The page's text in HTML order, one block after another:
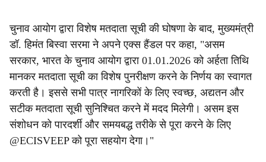
चुनाव आयोग द्वारा विशेष मतदाता सूची की घोषणा के बाद, मुख्यमंत्री
डॉ. हिमंत बिस्वा सरमा ने अपने एक्स हैंडल पर कहा, "असम
सरकार, भारत के चुनाव आयोग द्वारा 01.01.2026 को अर्हता तिथि
मानकर मतदाता सूची का विशेष पुनरीक्षण करने के निर्णय का स्वागत
करती है। इससे सभी पात्र नागरिकों के लिए स्वच्छ, अद्यतन और
सटीक मतदाता सूची सुनिश्चित करने में मदद मिलेगी। असम इस
संशोधन को पारदर्शी और समयबद्ध तरीके से पूरा करने के लिए
@ECISVEEP को पूरा सहयोग देगा।"